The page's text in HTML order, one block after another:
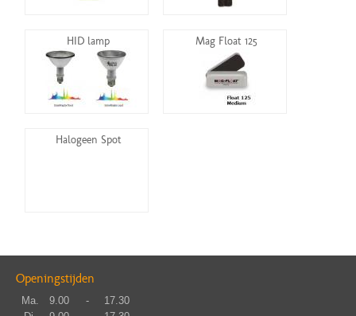
HID lamp Mag Float 125
Halogeen Spot
Openingstijden
Ma. 9.00 -
17.30